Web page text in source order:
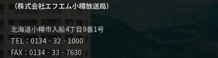
（株式会社エフエム小樽放送局）
北海道小樽市入船4丁目9番1号
TEL：0134‐32‐1000
FAX：0134‐33‐7630